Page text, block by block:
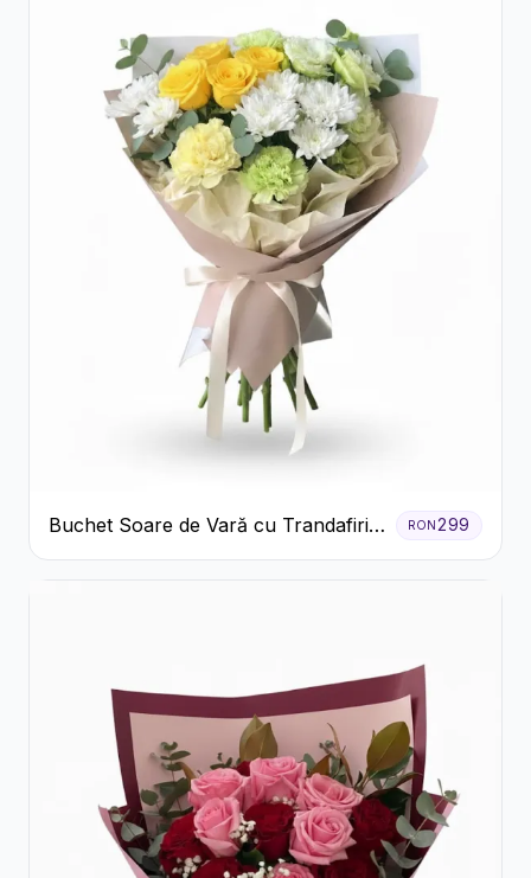
Buchet Soare de Vară cu Trandafiri
Galbeni și Crizanteme Albe
RON299